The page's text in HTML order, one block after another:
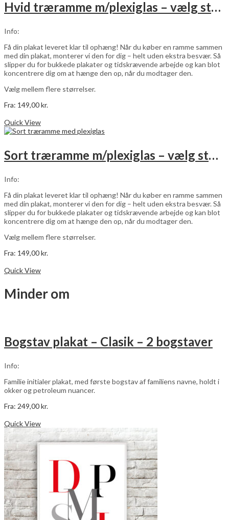
Mulighederne
varesiden
Hvid træramme m/plexiglas – vælg størrelse
Info:
Få din plakat leveret klar til ophæng! Når du køber en ramme sammen
med din plakat, monterer vi den for dig – helt uden ekstra besvær. Så
slipper du for bukkede plakater og tidskrævende arbejde og kan blot
koncentrere dig om at hænge den op, når du modtager den.
Vælg mellem flere størrelser.
Fra: 149,00kr.
har
Mulighederne
varesiden
Quick View
Sort træramme m/plexiglas – vælg størrelse
Info:
Få din plakat leveret klar til ophæng! Når du køber en ramme sammen
med din plakat, monterer vi den for dig – helt uden ekstra besvær. Så
slipper du for bukkede plakater og tidskrævende arbejde og kan blot
koncentrere dig om at hænge den op, når du modtager den.
Vælg mellem flere størrelser.
Fra: 149,00kr.
varianter.
varesiden
Quick View
Minder om
Bogstav plakat – Clasik – 2 bogstaver
Info:
Familie initialer plakat, med første bogstav af familiens navne, holdt i
okker og petroleum nuancer.
Fra: 249,00kr.
har
flere
vælges
varesiden
Quick View